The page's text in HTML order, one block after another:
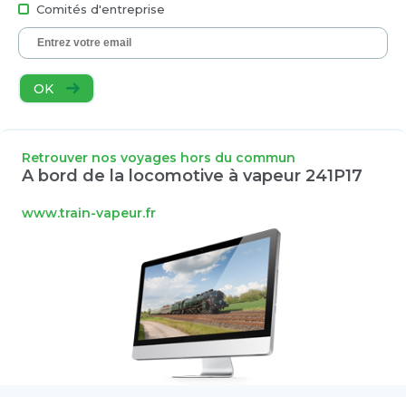
Comités d'entreprise
OK
Retrouver nos voyages hors du commun
A bord de la locomotive à vapeur 241P17
www.train-vapeur.fr